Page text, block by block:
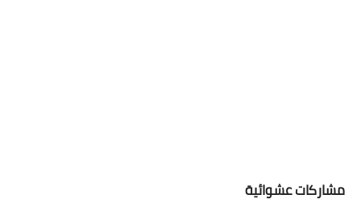
مشاركات عشوائية